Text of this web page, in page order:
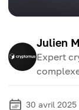
Julien
Expert
30 avril 2025